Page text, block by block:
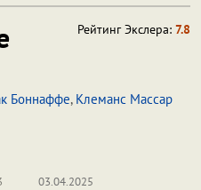
Рейтинг Экслера: 7.8
Боннаффе, Клеманс Массар
03.04.2025